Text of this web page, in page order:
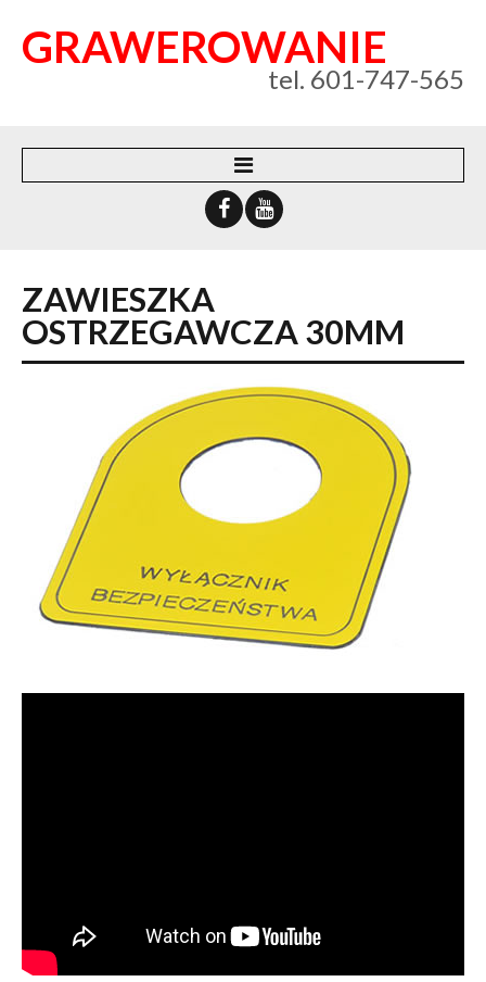
GRAWEROWANIE
tel. 601-747-565
KONTAKT
POLITYKA PRYWATNOŚCI
ZAWIESZKA
OSTRZEGAWCZA30MM